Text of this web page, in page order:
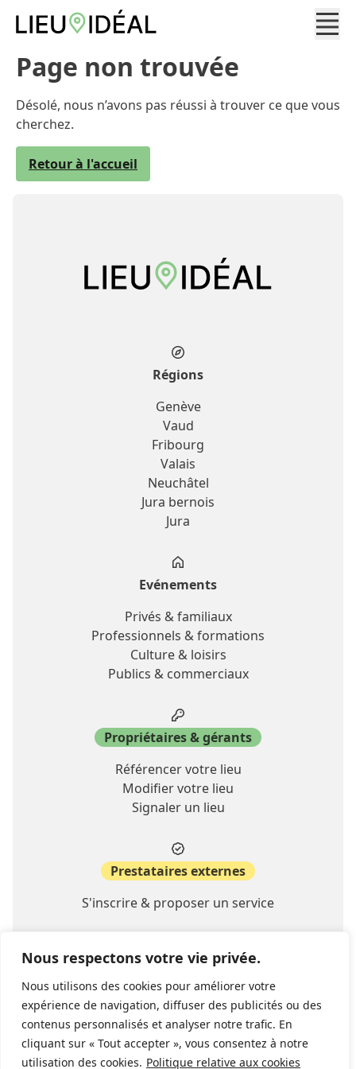
Nous respectons votre vie privée.
Nous utilisons des cookies pour améliorer votre
expérience de navigation, diffuser des publicités ou des
contenus personnalisés et analyser notre trafic. En
cliquant sur « Tout accepter », vous consentez à notre
utilisation des cookies. Politique relative aux cookies
Page non trouvée
Désolé, nous n’avons pas réussi à trouver ce que vous
cherchez.
Retour à l'accueil
Régions
Genève
Vaud
Fribourg
Valais
Neuchâtel
Jura bernois
Jura
Evénements
Privés & familiaux
Professionnels & formations
Culture & loisirs
Publics & commerciaux
Propriétaires & gérants
Référencer votre lieu
Modifier votre lieu
Signaler un lieu
Prestataires externes
S'inscrire & proposer un service
A propos
Contact
FAQ